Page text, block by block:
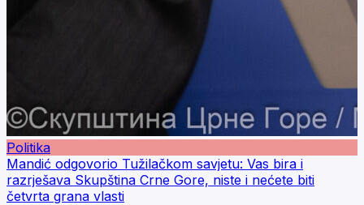
Politika
Mandić odgovorio Tužilačkom savjetu: Vas bira i
razrješava Skupština Crne Gore, niste i nećete biti
četvrta grana vlasti